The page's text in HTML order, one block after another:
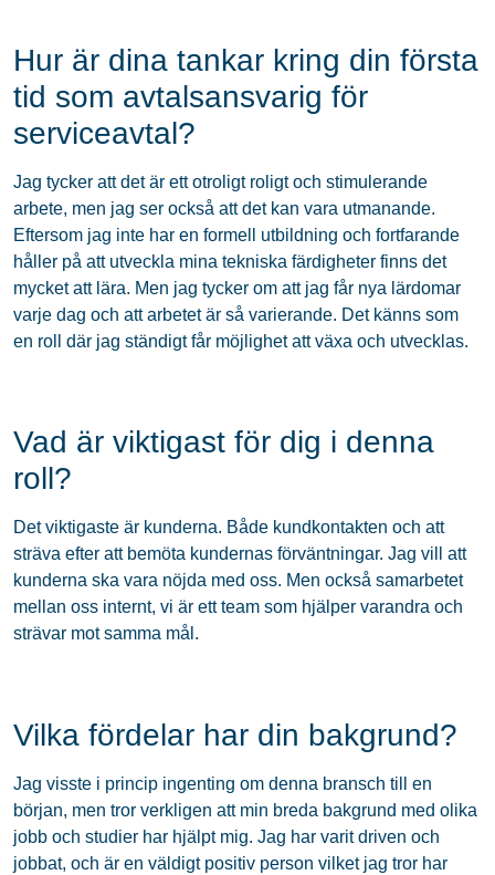
Hur är dina tankar kring din första
tid som avtalsansvarig för
serviceavtal?
Jag tycker att det är ett otroligt roligt och stimulerande
arbete, men jag ser också att det kan vara utmanande.
Eftersom jag inte har en formell utbildning och fortfarande
håller på att utveckla mina tekniska färdigheter finns det
mycket att lära. Men jag tycker om att jag får nya lärdomar
varje dag och att arbetet är så varierande. Det känns som
en roll där jag ständigt får möjlighet att växa och utvecklas.
Vad är viktigast för dig i denna
roll?
Det viktigaste är kunderna. Både kundkontakten och att
sträva efter att bemöta kundernas förväntningar. Jag vill att
kunderna ska vara nöjda med oss. Men också samarbetet
mellan oss internt, vi är ett team som hjälper varandra och
strävar mot samma mål.
Vilka fördelar har din bakgrund?
Jag visste i princip ingenting om denna bransch till en
början, men tror verkligen att min breda bakgrund med olika
jobb och studier har hjälpt mig. Jag har varit driven och
jobbat, och är en väldigt positiv person vilket jag tror har